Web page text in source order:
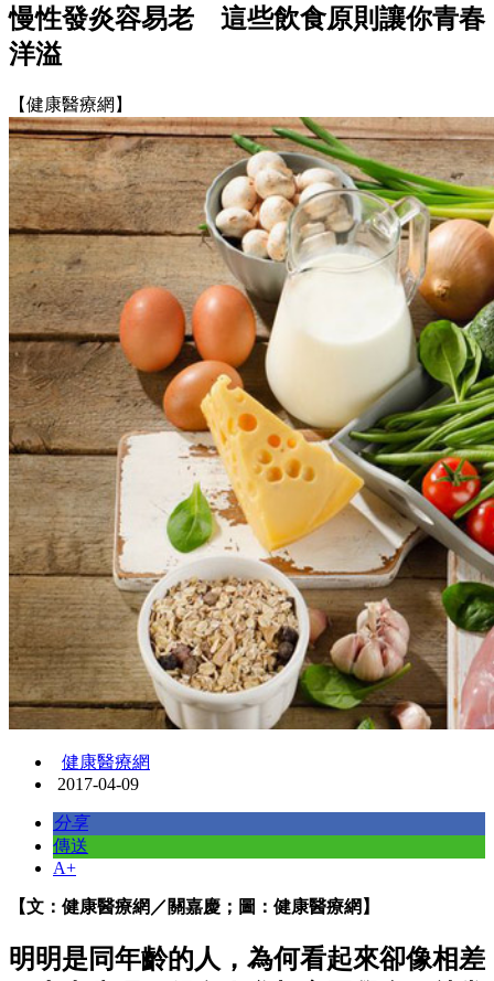
慢性發炎容易老 這些飲食原則讓你青春
洋溢
【健康醫療網】
健康醫療網
2017-04-09
分享
傳送
A+
【文：健康醫療網／關嘉慶；圖：健康醫療網】
明明是同年齡的人，為何看起來卻像相差